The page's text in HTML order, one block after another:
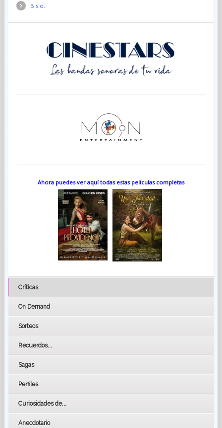
B.s.o.
Ahora puedes ver aquí todas estas películas completas
Críticas
On Demand
Sorteos
Recuerdos...
Sagas
Perfiles
Curiosidades de...
Anecdotario